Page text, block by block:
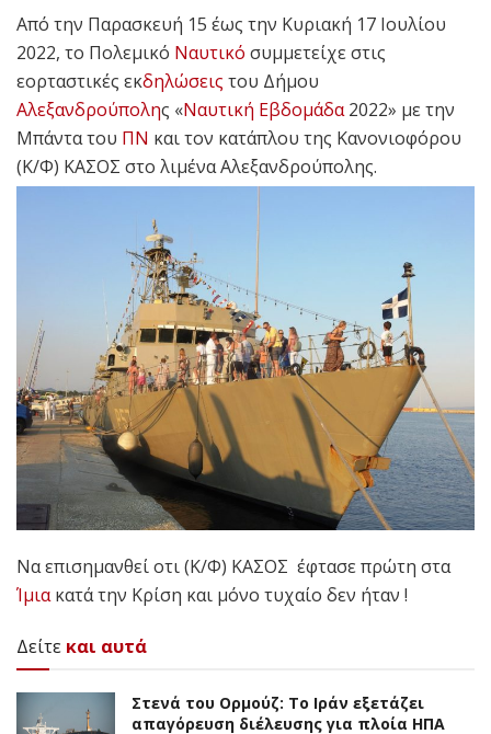
Από την Παρασκευή 15 έως την Κυριακή 17 Ιουλίου
2022, το Πολεμικό Ναυτικό συμμετείχε στις
εορταστικές εκδηλώσεις του Δήμου
Αλεξανδρούπολης «Ναυτική Εβδομάδα2022» με την
Μπάντα του ΠΝ και τον κατάπλου της Κανονιοφόρου
(Κ/Φ) ΚΑΣΟΣ στο λιμένα Αλεξανδρούπολης.
Να επισημανθεί οτι (Κ/Φ) ΚΑΣΟΣ έφτασε πρώτη στα
Ίμιακατά την Κρίση και μόνο τυχαίο δεν ήταν !
Δείτε και αυτά
Στενά του Ορμούζ: Το Ιράν εξετάζει
απαγόρευση διέλευσης για πλοία ΗΠΑ